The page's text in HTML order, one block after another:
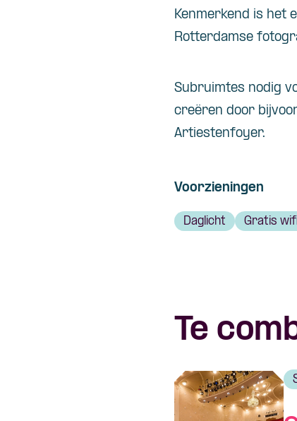
Kenmerkend is het
Rotterdamse
Subruimtes nodig
creëren door
Artiestenfoyer.
Voorzieningen
Daglicht Gratis
Te